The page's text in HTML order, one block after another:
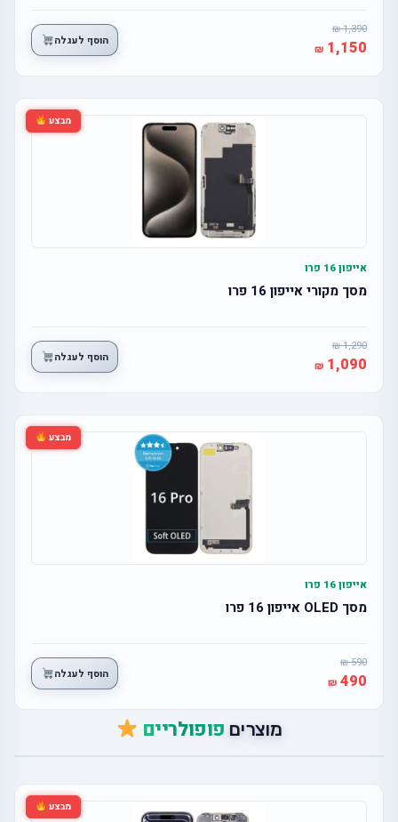
1,390
1,150 הוסף לעגלה
מבצע
אייפון 16 פרו
מסך מקורי אייפון 16 פרו
1,290
1,090 הוסף לעגלה
מבצע
אייפון 16 פרו
מסך OLED אייפון 16 פרו
590
490 הוסף לעגלה
מוצרים פופולריים
מבצע